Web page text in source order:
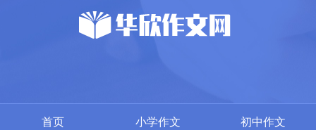
首页 小学作文 初中作文